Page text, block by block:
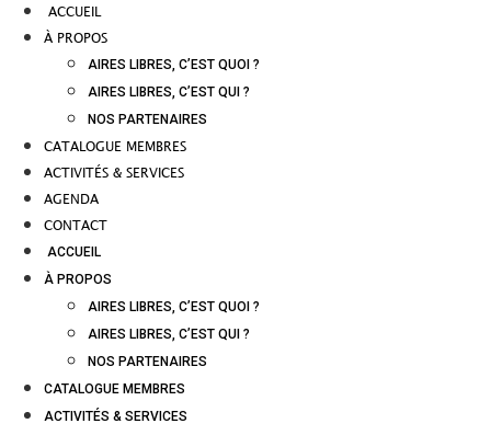
ACCUEIL
À PROPOS
AIRES LIBRES, C’EST QUOI ?
AIRES LIBRES, C’EST QUI ?
NOS PARTENAIRES
CATALOGUE MEMBRES
ACTIVITÉS & SERVICES
AGENDA
CONTACT
ACCUEIL
À PROPOS
AIRES LIBRES, C’EST QUOI ?
AIRES LIBRES, C’EST QUI ?
NOS PARTENAIRES
CATALOGUE MEMBRES
ACTIVITÉS & SERVICES